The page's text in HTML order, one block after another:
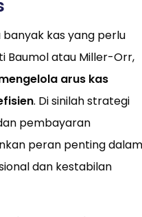
kas yang perlu
Baumol atau Miller-Orr,
arus kas
. Di sinilah strategi
pembayaran
peran penting dalam
dan kestabilan